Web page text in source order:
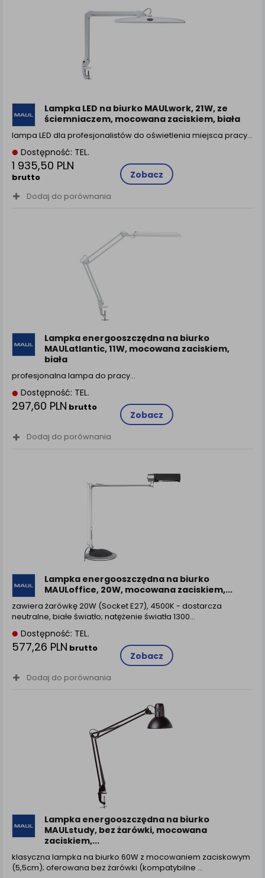
Lampka LED na biurko MAULwork, 21W, ze
ściemniaczem, mocowana zaciskiem, biała
lampa LED dla profesjonalistów do oświetlenia miejsca pracy…
Dostępność: TEL.
1 935,50 PLN
brutto Zobacz
Dodaj do porównania
Lampka energooszczędna na biurko
MAULatlantic, 11W, mocowana zaciskiem,
biała
profesjonalna lampa do pracy…
Dostępność: TEL.
297,60 PLN brutto
Zobacz
Dodaj do porównania
Lampka energooszczędna na biurko
MAULoffice, 20W, mocowana zaciskiem,...
zawiera żarówkę 20W (Socket E27), 4500K - dostarcza
neutralne, białe światło; natężenie światła 1300...
Dostępność: TEL.
577,26 PLN brutto
Zobacz
Dodaj do porównania
Lampka energooszczędna na biurko
MAULstudy, bez żarówki, mocowana
zaciskiem,...
klasyczna lampka na biurko 60W z mocowaniem zaciskowym
(5,5cm); oferowana bez żarówki (kompatybilne ...
Państwu prawidłowych informacji o promocjach czy
Każda Państwa zgoda jest dobrowolna i można ją w
dowolnym momencie wycofać.
Klauzula Informacyjna (rozwiń)
Lista Zaufanych Partnerów (rozwiń)